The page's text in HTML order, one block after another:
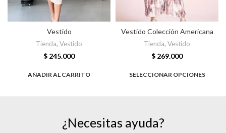
Vestido
Tienda, Vestido
$ 245.000
AÑADIR AL CARRITO
Vestido Colección Americana
Tienda, Vestido
$ 269.000
SELECCIONAR OPCIONES
¿Necesitas ayuda?